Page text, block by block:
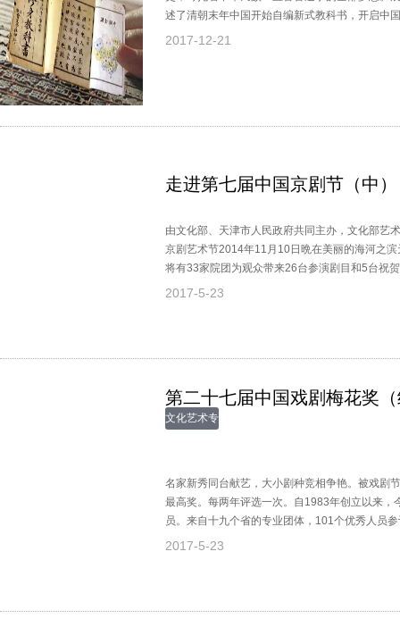
述了清朝末年中国开始自编新式教科书，开启中
些清朝末年的教科书影像，述说了自己的历史，
2017-12-21
走进第七届中国京剧节（中）
由文化部、天津市人民政府共同主办，文化部艺
京剧艺术节2014年11月10日晩在美丽的海河之
将有33家院团为观众带来26台参演剧目和5台祝
京剧艺术节以后创作的现代戏、新编历史剧和具
2017-5-23
第二十七届中国戏剧梅花奖
文化艺术专
名家新秀同台献艺，大小剧种竞相争艳。被戏剧
最高奖。每两年评选一次。自1983年创立以来
员。来自十九个省的专业团体，101个优秀人员
竞演。最终究竟都有哪些人员获奖呢？
2017-5-23